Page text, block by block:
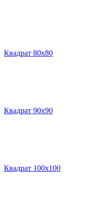
Квадрат 80х80
Квадрат 90х90
Квадрат 100х100